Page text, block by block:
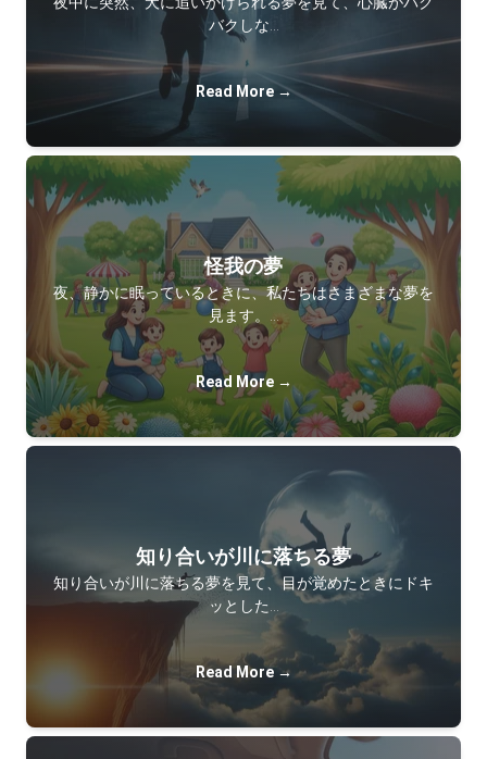
バクしな…
Read More →
怪我の夢
夜、静かに眠っているときに、私たちはさまざまな夢を
見ます。…
Read More →
知り合いが川に落ちる夢
知り合いが川に落ちる夢を見て、目が覚めたときにドキ
ッとした…
Read More →